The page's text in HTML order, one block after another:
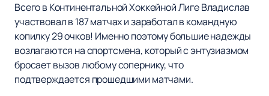
Всего в Континентальной Хоккейной Лиге Владислав
участвовал в 187 матчах и заработал в командную
копилку 29 очков! Именно поэтому большие надежды
возлагаются на спортсмена, который с энтузиазмом
бросает вызов любому сопернику, что
подтверждается прошедшими матчами.